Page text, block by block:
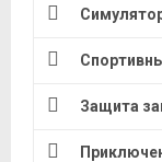
Защита